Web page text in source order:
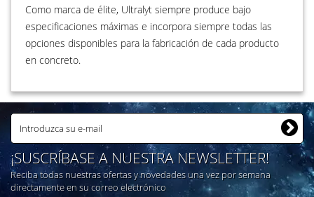
Como marca de élite, Ultralyt siempre produce bajo
especificaciones máximas e incorpora siempre todas las
opciones disponibles para la fabricación de cada producto
en concreto.
¡SUSCRÍBASE A NUESTRA NEWSLETTER!
Reciba todas nuestras ofertas y novedades una vez por semana
directamente en su correo electrónico